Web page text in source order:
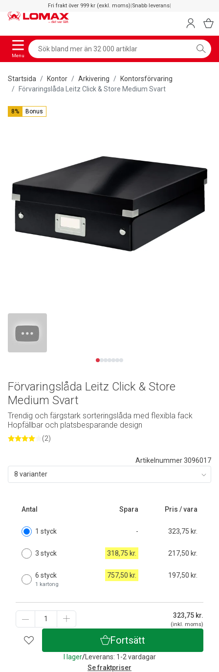
Fri frakt över 999 kr (exkl. moms)|Snabb leverans|
Menu
Startsida Kontor Arkivering
Kontorsförvaring
Förvaringslåda Leitz Click & Store Medium Svart
8% Bonus
Artikelnummer 3096017
8 varianter
Antal Spara Pris / vara
1 styck - 323,75 kr.
3 styck 318,75 kr. 217,50 kr.
6 styck
1 kartong
757,50 kr. 197,50 kr.
323,75 kr.
(inkl. moms)
Fortsätt
I lager/Leverans: 1-2 vardagar
Se fraktpriser
Förvaringslåda Leitz Click & Store
Medium Svart
Trendig och färgstark sorteringslåda med flexibla fack
Hopfällbar och platsbesparande design
(2)